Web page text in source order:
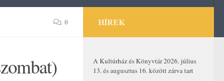
0 HÍREK
A Kultúrház és Könyvtár 2026. július
13. és augusztus 16. között zárva tart